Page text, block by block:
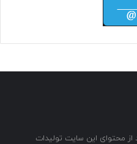
محتوای این سایت تولیدات